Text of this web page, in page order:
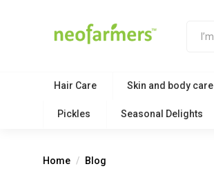
Hair Care Skin and body care
Pickles Seasonal Delights
Home Blog